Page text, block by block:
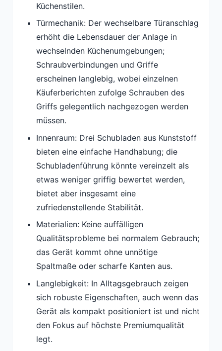
Küchenstilen.
Türmechanik: Der wechselbare Türanschlag
erhöht die Lebensdauer der Anlage in
wechselnden Küchenumgebungen;
Schraubverbindungen und Griffe
erscheinen langlebig, wobei einzelnen
Käuferberichten zufolge Schrauben des
Griffs gelegentlich nachgezogen werden
müssen.
Innenraum: Drei Schubladen aus Kunststoff
bieten eine einfache Handhabung; die
Schubladenführung könnte vereinzelt als
etwas weniger griffig bewertet werden,
bietet aber insgesamt eine
zufriedenstellende Stabilität.
Materialien: Keine auffälligen
Qualitätsprobleme bei normalem Gebrauch;
das Gerät kommt ohne unnötige
Spaltmaße oder scharfe Kanten aus.
Langlebigkeit: In Alltagsgebrauch zeigen
sich robuste Eigenschaften, auch wenn das
Gerät als kompakt positioniert ist und nicht
den Fokus auf höchste Premiumqualität
legt.